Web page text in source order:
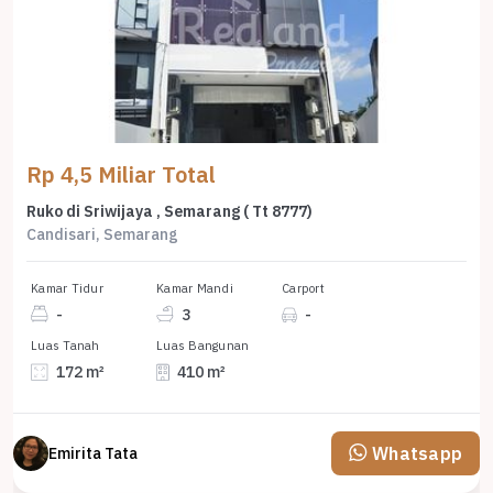
Rp 4,5 Miliar Total
Ruko di Sriwijaya , Semarang ( Tt 8777)
Candisari, Semarang
Kamar Tidur
-
Kamar Mandi
3
Carport
-
Luas Tanah
172 m²
Luas Bangunan
410 m²
Emirita Tata Whatsapp